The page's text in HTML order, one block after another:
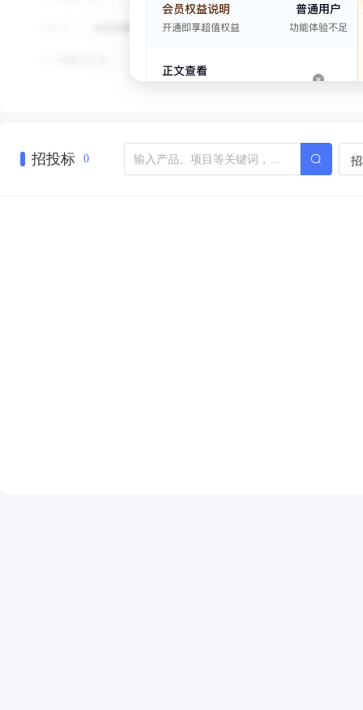
招投标 0